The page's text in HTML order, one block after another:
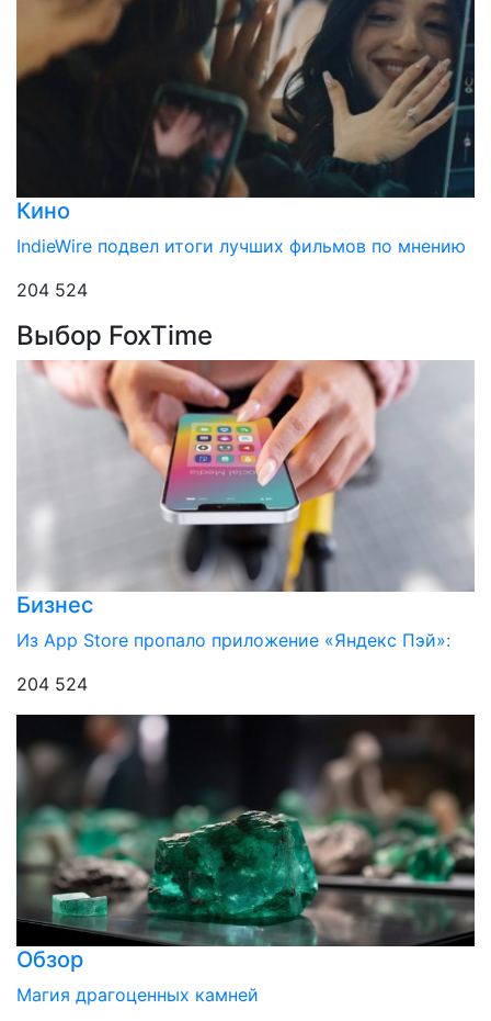
Кино
IndieWire подвел итоги лучших фильмов по мнению
204 524
Выбор FoxTime
Бизнес
Из App Store пропало приложение «Яндекс Пэй»:
204 524
Обзор
Магия драгоценных камней